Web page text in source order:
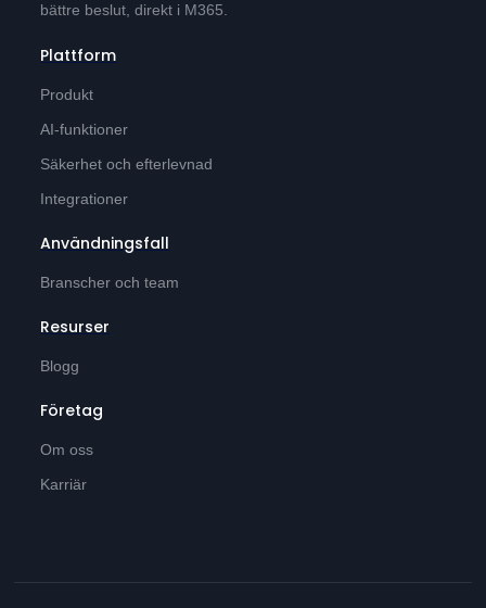
bättre beslut, direkt i M365.
Plattform
Produkt
AI-funktioner
Säkerhet och efterlevnad
Integrationer
Användningsfall
Branscher och team
Resurser
Blogg
Företag
Om oss
Karriär